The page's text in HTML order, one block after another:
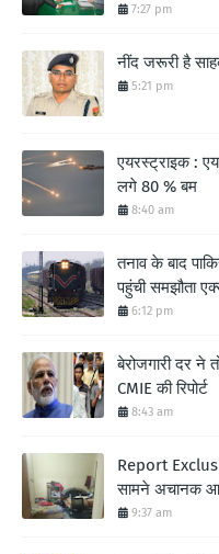
7:27 pm
नींद जरूरी है
5:21 pm
एयरस्ट्राइक :
लगे 80 % बम
8:40 am
तनाव के बाद
पहुंची समझौता
6:12 pm
बेरोजगारी दर ने
CMIE की रिपोर्ट
8:43 am
Report
सामने अचानक
9:37 am